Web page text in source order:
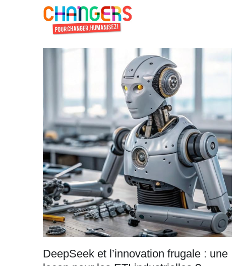
DeepSeek et l’innovation frugale : une